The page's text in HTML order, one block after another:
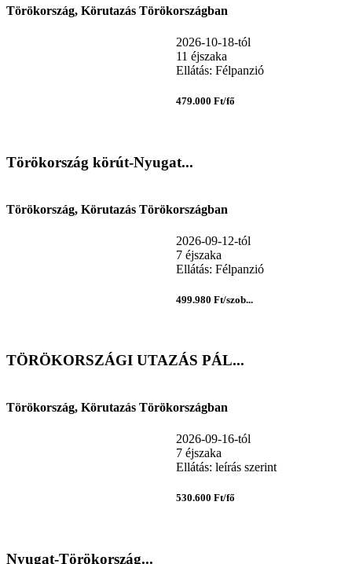
Törökország, Körutazás Törökországban
2026-10-18-tól
11 éjszaka
Ellátás: Félpanzió
479.000 Ft/fő
Törökország körút-Nyugat...
Törökország, Körutazás Törökországban
2026-09-12-tól
7 éjszaka
Ellátás: Félpanzió
499.980 Ft/szob...
TÖRÖKORSZÁGI UTAZÁS PÁL...
Törökország, Körutazás Törökországban
2026-09-16-tól
7 éjszaka
Ellátás: leírás szerint
530.600 Ft/fő
Nyugat-Törökország...